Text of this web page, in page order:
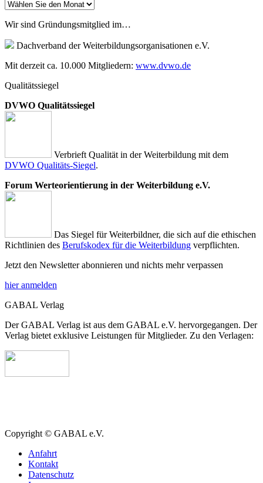
Archiv
Wir sind Gründungsmitglied im…
Dachverband der Weiterbildungsorganisationen e.V.
Mit derzeit ca. 10.000 Mitgliedern: www.dvwo.de
Qualitätssiegel
DVWO Qualitätssiegel
Verbrieft Qualität in der Weiterbildung mit dem
DVWO Qualitäts-Siegel.
Forum Werteorientierung in der Weiterbildung e.V.
Das Siegel für Weiterbildner, die sich auf die ethischen
Richtlinien des Berufskodex für die Weiterbildung verpflichten.
Jetzt den Newsletter abonnieren und nichts mehr verpassen
hier anmelden
GABAL Verlag
Der GABAL Verlag ist aus dem GABAL e.V. hervorgegangen. Der
Verlag bietet exklusive Leistungen für Mitglieder. Zu den Verlagen:
Copyright © GABAL e.V.
Anfahrt
Kontakt
Datenschutz